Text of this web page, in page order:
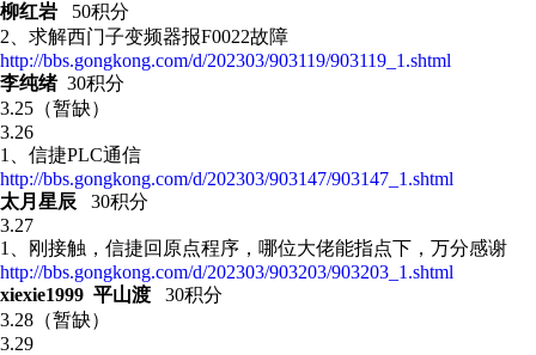
柳红岩
50积分
2、求解西门子变频器报F0022故障
http://bbs.gongkong.com/d/202303/903119/903119_1.shtml
李纯绪30积分
3.25（暂缺）
3.26
1、 信捷PLC通信
http://bbs.gongkong.com/d/202303/903147/903147_1.shtml
太月星辰 30积分
3.27
1、刚接触，信捷回原点程序，哪位大佬能指点下，万分感谢
http://bbs.gongkong.com/d/202303/903203/903203_1.shtml
xiexie1999 平山渡 30积分
3.28（暂缺）
3.29